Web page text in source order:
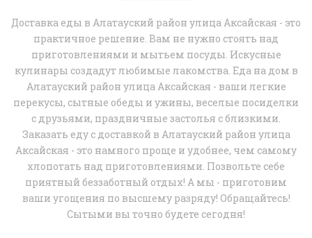
Доставка еды в Алатауский район улица Аксайская - это
практичное решение. Вам не нужно стоять над
приготовлениями и мытьем посуды. Искусные
кулинары создадут любимые лакомства. Еда на дом в
Алатауский район улица Аксайская - ваши легкие
перекусы, сытные обеды и ужины, веселые посиделки
с друзьями, праздничные застолья с близкими.
Заказать еду с доставкой в Алатауский район улица
Аксайская - это намного проще и удобнее, чем самому
хлопотать над приготовлениями. Позвольте себе
приятный беззаботный отдых! А мы - приготовим
ваши угощения по высшему разряду! Обращайтесь!
Сытыми вы точно будете сегодня!